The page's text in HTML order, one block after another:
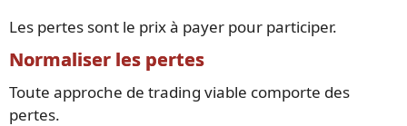
Les pertes sont le prix à payer pour participer.
Normaliser les pertes
Toute approche de trading viable comporte des
pertes.